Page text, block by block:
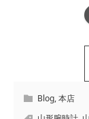
Blog,本店